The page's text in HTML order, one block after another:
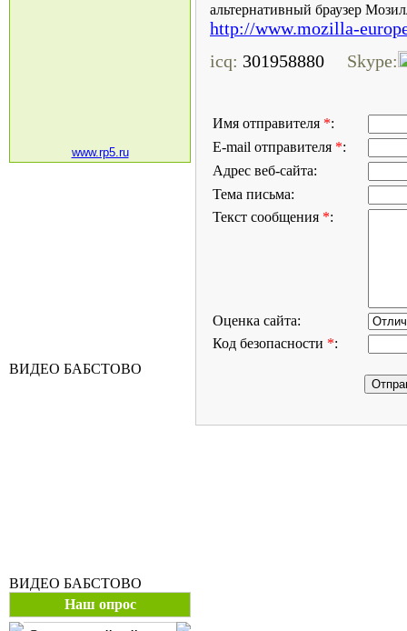
www.rp5.ru
ВИДЕО БАБСТОВО
ВИДЕО БАБСТОВО
Наш опрос
альтернативный браузер
http://www.mozilla-
icq: 301958880 Skype:
Имя отправителя *:
E-mail отправителя *:
Адрес веб-сайта:
Тема письма:
Текст сообщения *:
Оценка сайта:
Код безопасности *: